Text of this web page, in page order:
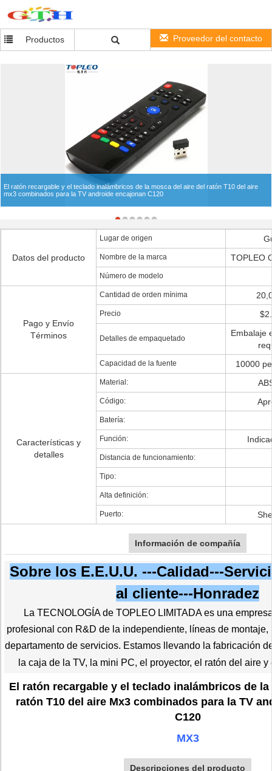
Productos Proveedor del contacto
El ratón recargable y el teclado inalámbricos de la mosca del aire del ratón T10 del aire
mx3 combinados para la TV androide encajonan C120
Datos del producto
Lugar de origen
Nombre de la marca TOPLEO
Número de modelo
Pago y Envío
Términos
Cantidad de orden mínima
Precio
Detalles de empaquetado
Embalaje
Capacidad de la fuente 10000
Características y
detalles
Material:
Código:
Batería:
Función:
Distancia de funcionamiento:
Tipo:
Alta definición:
Puerto:
Información de compañía
Sobre los E.E.U.U. ---Calidad---
al cliente---Honradez
La TECNOLOGÍA de TOPLEO LIMITADA es una
profesional con R&D de la independiente, líneas de montaje,
departamento de servicios. Estamos llevando la fabricación
la caja de la TV, la mini PC, el proyector, el ratón del aire
El ratón recargable y el teclado inalámbricos de
ratón T10 del aire Mx3 combinados para la TV
C120
MX3
Descripciones del producto